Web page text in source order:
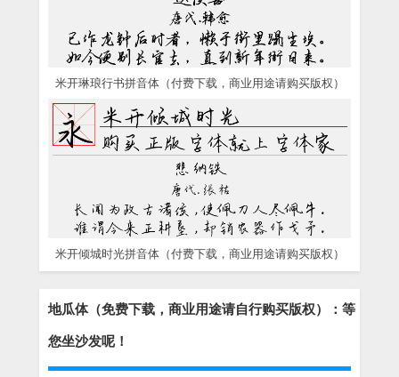
米开琳琅行书拼音体（付费下载，商业用途请购买版权）
米开倾城时光拼音体（付费下载，商业用途请购买版权）
地瓜体（免费下载，商业用途请自行购买版权）：等
您坐沙发呢！